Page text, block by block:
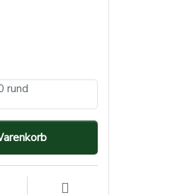
rund